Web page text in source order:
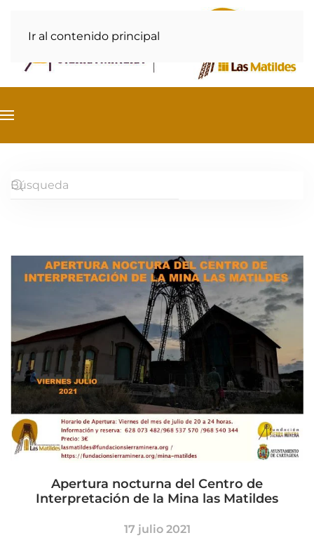
Ir al contenido principal
Apertura nocturna del Centro de
Interpretación de la Mina las Matildes
17 julio 2021